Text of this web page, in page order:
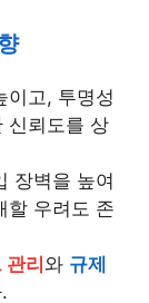
이고, 투명성
신뢰도를 상
장벽을 높여
할 우려도 존
관리와 규제